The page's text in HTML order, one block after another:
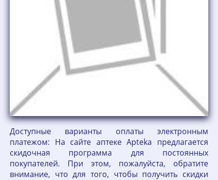
Доступные варианты оплаты электронным
платежом: На сайте аптеке Apteka предлагается
скидочная программа для постоянных
покупателей. При этом, пожалуйста, обратите
внимание, что для того, чтобы получить скидки